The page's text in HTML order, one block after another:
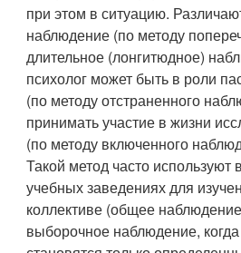
при этом в ситуацию.
наблюдение (по методу
длительное (лонгитюдное)
психолог может быть в роли
(по методу отстраненного
принимать участие в жизни
(по методу включенного
Такой метод часто
учебных заведениях для
коллективе (общее
выборочное наблюдение,